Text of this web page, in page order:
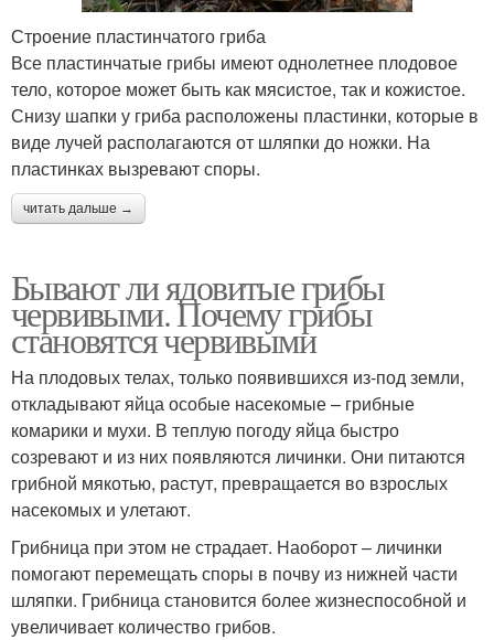
Строение пластинчатого гриба
Все пластинчатые грибы имеют однолетнее плодовое
тело, которое может быть как мясистое, так и кожистое.
Снизу шапки у гриба расположены пластинки, которые в
виде лучей располагаются от шляпки до ножки. На
пластинках вызревают споры.
читать дальше →
Бывают ли ядовитые грибы
червивыми. Почему грибы
становятся червивыми
На плодовых телах, только появившихся из-под земли,
откладывают яйца особые насекомые – грибные
комарики и мухи. В теплую погоду яйца быстро
созревают и из них появляются личинки. Они питаются
грибной мякотью, растут, превращается во взрослых
насекомых и улетают.
Грибница при этом не страдает. Наоборот – личинки
помогают перемещать споры в почву из нижней части
шляпки. Грибница становится более жизнеспособной и
увеличивает количество грибов.